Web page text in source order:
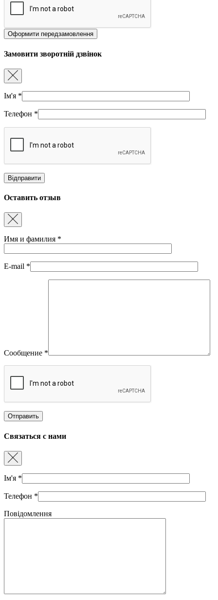
Замовити зворотній дзвінок
Ім'я *
Телефон *
Оставить отзыв
Имя и фамилия *
E-mail *
Сообщение *
Связаться с нами
Ім'я *
Телефон *
Повідомлення